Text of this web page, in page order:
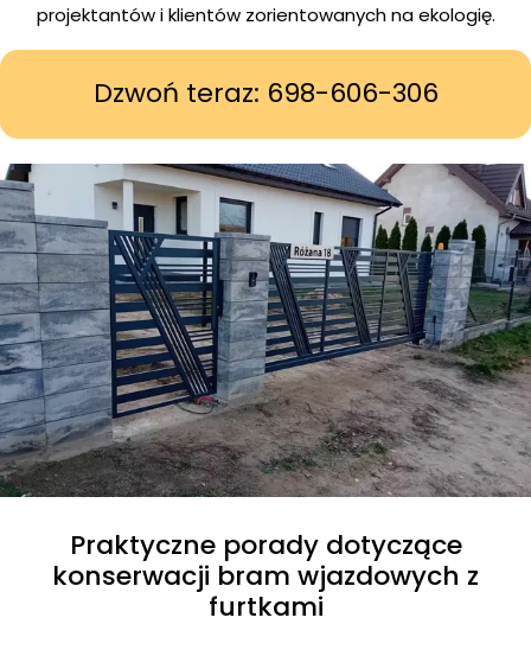
Dzwoń teraz: 698-606-306
Praktyczne porady dotyczące
konserwacji bram wjazdowych z
furtkami
projektantów i klientów zorientowanych na ekologię.